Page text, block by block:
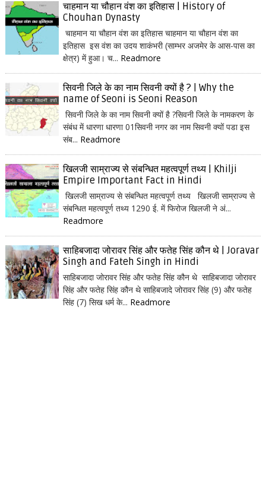
चाहमान या चौहान वंश का इतिहास | History of
Chouhan Dynasty
चाहमान या चौहान वंश का इतिहास चाहमान या चौहान वंश का
इतिहास इस वंश का उदय शाकंभरी (साम्भर अजमेर के आस-पास का
क्षेत्र) में हुआ। च... Readmore
सिवनी जिले के का नाम सिवनी क्यों है ? | Why the
name of Seoni is Seoni Reason
सिवनी जिले के का नाम सिवनी क्यों है ?सिवनी जिले के नामकरण के
संबंध में धारणा धारणा 01सिवनी नगर का नाम सिवनी क्यों पडा इस
संब... Readmore
खिलजी साम्राज्य से संबन्धित महत्वपूर्ण तथ्य | Khilji
Empire Important Fact in Hindi
खिलजी साम्राज्य से संबन्धित महत्वपूर्ण तथ्य खिलजी साम्राज्य से
संबन्धित महत्वपूर्ण तथ्य 1290 ई. में फिरोज खिलजी ने अं...
Readmore
साहिबजादा जोरावर सिंह और फतेह सिंह कौन थे | Joravar
Singh and Fateh Singh in Hindi
साहिबजादा जोरावर सिंह और फतेह सिंह कौन थे साहिबजादा जोरावर
सिंह और फतेह सिंह कौन थे साहिबजादे जोरावर सिंह (9) और फतेह
सिंह (7) सिख धर्म के... Readmore